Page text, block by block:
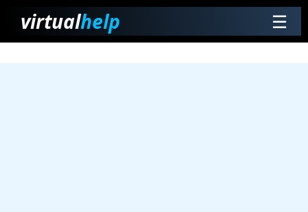
virtualhelp ☰